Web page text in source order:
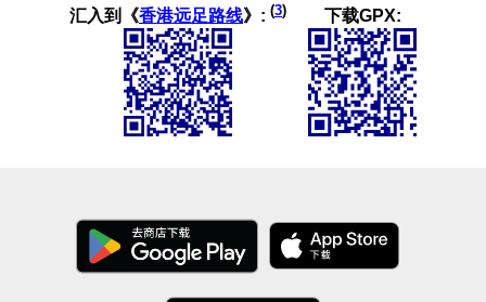
汇入到《香港远足路线》: (3) 下载GPX: